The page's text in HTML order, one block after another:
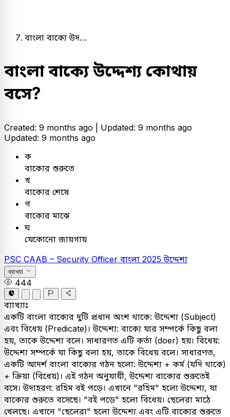
বাংলা বাক্যে উদ…
বাংলা বাক্যে উদ্দেশ্য কোথায়
বসে?
Created: 9 months ago | Updated: 9 months ago
Updated: 9 months ago
ক
বাক্যের শুরুতে
খ
বাক্যের শেষে
গ
বাক্যের মাঝে
ঘ
যেকোনো জায়গায়
PSC CAAB – Security Officer বাংলা 2025উদ্দেশ্য
ব্যাখ্যা
444
ব্যাখ্যাঃ
একটি বাংলা বাক্যের দুটি প্রধান অংশ থাকে: উদ্দেশ্য (Subject)
এবং বিধেয় (Predicate)। উদ্দেশ্য: বাক্যে যার সম্পর্কে কিছু বলা
হয়, তাকে উদ্দেশ্য বলে। সাধারণত এটি কর্তা (doer) হয়। বিধেয়:
উদ্দেশ্য সম্পর্কে যা কিছু বলা হয়, তাকে বিধেয় বলে। সাধারণত,
একটি আদর্শ বাংলা বাক্যের গঠন হলো: উদ্দেশ্য + কর্ম (যদি থাকে)
+ ক্রিয়া (বিধেয়)। এই গঠন অনুযায়ী, উদ্দেশ্য বাক্যের শুরুতেই
বসে। উদাহরণ: রহিম বই পড়ে। এখানে "রহিম" হলো উদ্দেশ্য, যা
বাক্যের শুরুতে বসেছে। "বই পড়ে" হলো বিধেয়। ছেলেরা মাঠে
খেলছে। এখানে "ছেলেরা" হলো উদ্দেশ্য এবং এটি বাক্যের শুরুতে